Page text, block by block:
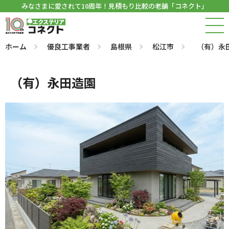
みなさまに愛されて10周年！見積もり比較の老舗「コネクト」
ホーム 優良工事業者 島根県 松江市 （有）
（有）永田造園